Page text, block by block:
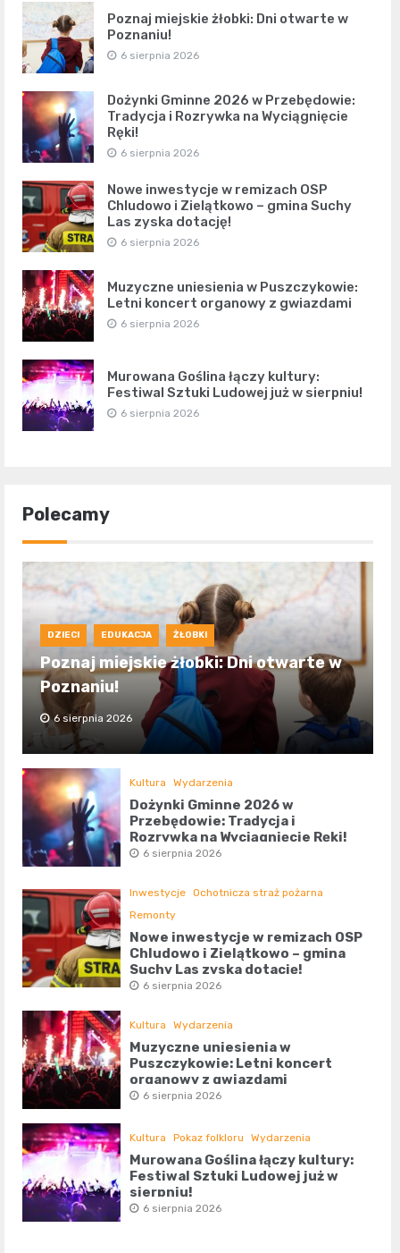
Poznaj miejskie żłobki: Dni otwarte w
Poznaniu!
6 sierpnia 2026
Dożynki Gminne 2026 w Przebędowie:
Tradycja i Rozrywka na Wyciągnięcie
Ręki!
6 sierpnia 2026
Nowe inwestycje w remizach OSP
Chludowo i Zielątkowo – gmina Suchy
Las zyska dotację!
6 sierpnia 2026
Muzyczne uniesienia w Puszczykowie:
Letni koncert organowy z gwiazdami
6 sierpnia 2026
Murowana Goślina łączy kultury:
Festiwal Sztuki Ludowej już w sierpniu!
6 sierpnia 2026
Polecamy
DZIECI EDUKACJA ŻŁOBKI
Poznaj miejskie żłobki: Dni otwarte w
Poznaniu!
6 sierpnia 2026
Kultura Wydarzenia
Dożynki Gminne 2026 w
Przebędowie: Tradycja i
Rozrywka na Wyciągnięcie Ręki!
6 sierpnia 2026
Inwestycje Ochotnicza straż pożarna
Remonty
Nowe inwestycje w remizach OSP
Chludowo i Zielątkowo – gmina
Suchy Las zyska dotację!
6 sierpnia 2026
Kultura Wydarzenia
Muzyczne uniesienia w
Puszczykowie: Letni koncert
organowy z gwiazdami
6 sierpnia 2026
Kultura Pokaz folkloru Wydarzenia
Murowana Goślina łączy kultury:
Festiwal Sztuki Ludowej już w
sierpniu!
6 sierpnia 2026